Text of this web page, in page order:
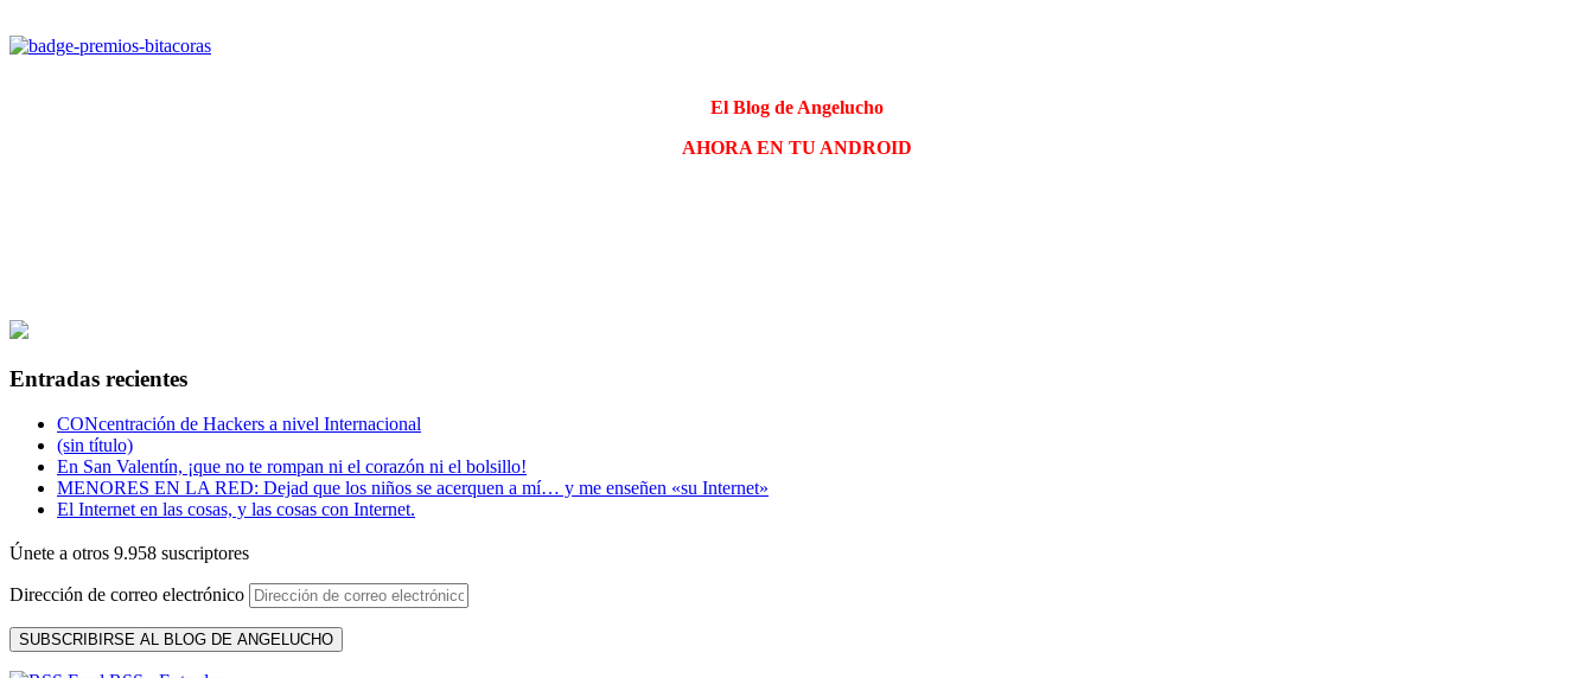
El Blog de Angelucho
AHORA EN TU ANDROID
Entradas recientes
CONcentración de Hackers a nivel Internacional
(sin título)
En San Valentín, ¡que no te rompan ni el corazón ni el bolsillo!
MENORES EN LA RED: Dejad que los niños se acerquen a mí… y me enseñen «su Internet»
El Internet en las cosas, y las cosas con Internet.
Únete a otros 9.958 suscriptores
Dirección de correo electrónico
SUBSCRIBIRSE AL BLOG DE ANGELUCHO